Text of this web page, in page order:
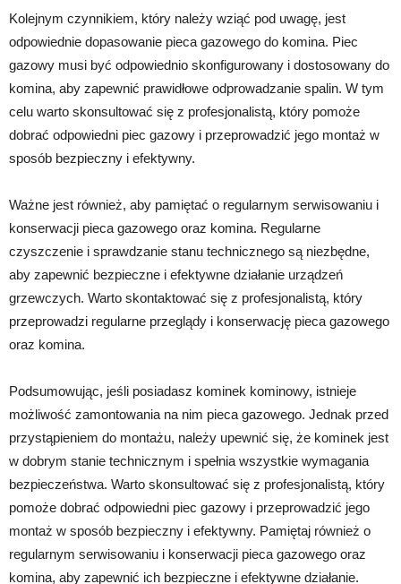
Kolejnym czynnikiem, który należy wziąć pod uwagę, jest
odpowiednie dopasowanie pieca gazowego do komina. Piec
gazowy musi być odpowiednio skonfigurowany i dostosowany do
komina, aby zapewnić prawidłowe odprowadzanie spalin. W tym
celu warto skonsultować się z profesjonalistą, który pomoże
dobrać odpowiedni piec gazowy i przeprowadzić jego montaż w
sposób bezpieczny i efektywny.
Ważne jest również, aby pamiętać o regularnym serwisowaniu i
konserwacji pieca gazowego oraz komina. Regularne
czyszczenie i sprawdzanie stanu technicznego są niezbędne,
aby zapewnić bezpieczne i efektywne działanie urządzeń
grzewczych. Warto skontaktować się z profesjonalistą, który
przeprowadzi regularne przeglądy i konserwację pieca gazowego
oraz komina.
Podsumowując, jeśli posiadasz kominek kominowy, istnieje
możliwość zamontowania na nim pieca gazowego. Jednak przed
przystąpieniem do montażu, należy upewnić się, że kominek jest
w dobrym stanie technicznym i spełnia wszystkie wymagania
bezpieczeństwa. Warto skonsultować się z profesjonalistą, który
pomoże dobrać odpowiedni piec gazowy i przeprowadzić jego
montaż w sposób bezpieczny i efektywny. Pamiętaj również o
regularnym serwisowaniu i konserwacji pieca gazowego oraz
komina, aby zapewnić ich bezpieczne i efektywne działanie.